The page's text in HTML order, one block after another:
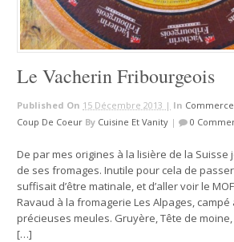
Le Vacherin Fribourgeois
Published On 15 Décembre 2013 | In
Coup De Coeur By Cuisine Et Vanity | 0
De par mes origines à la lisière de la
de ses fromages. Inutile pour cela de
suffisait d’être matinale, et d’aller voir le
Ravaud à la fromagerie Les Alpages, campé
précieuses meules. Gruyère, Tête de
[…]